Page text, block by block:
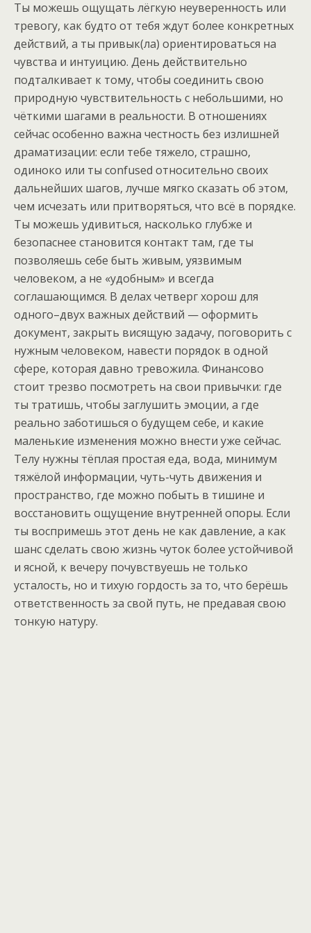
Ты можешь ощущать лёгкую неуверенность или
тревогу, как будто от тебя ждут более конкретных
действий, а ты привык(ла) ориентироваться на
чувства и интуицию. День действительно
подталкивает к тому, чтобы соединить свою
природную чувствительность с небольшими, но
чёткими шагами в реальности. В отношениях
сейчас особенно важна честность без излишней
драматизации: если тебе тяжело, страшно,
одиноко или ты confused относительно своих
дальнейших шагов, лучше мягко сказать об этом,
чем исчезать или притворяться, что всё в порядке.
Ты можешь удивиться, насколько глубже и
безопаснее становится контакт там, где ты
позволяешь себе быть живым, уязвимым
человеком, а не «удобным» и всегда
соглашающимся. В делах четверг хорош для
одного–двух важных действий — оформить
документ, закрыть висящую задачу, поговорить с
нужным человеком, навести порядок в одной
сфере, которая давно тревожила. Финансово
стоит трезво посмотреть на свои привычки: где
ты тратишь, чтобы заглушить эмоции, а где
реально заботишься о будущем себе, и какие
маленькие изменения можно внести уже сейчас.
Телу нужны тёплая простая еда, вода, минимум
тяжёлой информации, чуть-чуть движения и
пространство, где можно побыть в тишине и
восстановить ощущение внутренней опоры. Если
ты воспримешь этот день не как давление, а как
шанс сделать свою жизнь чуток более устойчивой
и ясной, к вечеру почувствуешь не только
усталость, но и тихую гордость за то, что берёшь
ответственность за свой путь, не предавая свою
тонкую натуру.